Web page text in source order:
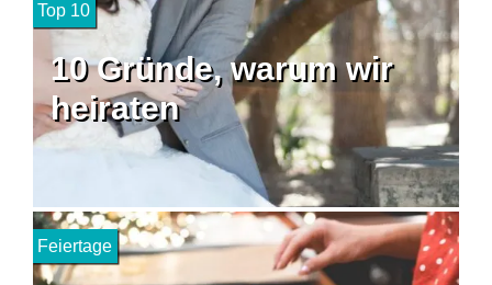
Top 10
10 Gründe, warum wir
heiraten
Feiertage